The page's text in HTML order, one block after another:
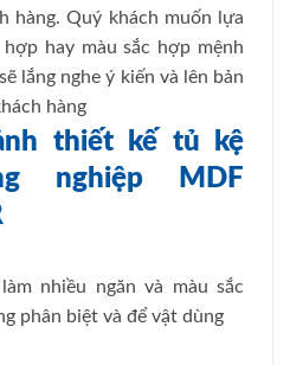
hàng. Quý khách muốn lựa
hay màu sắc hợp mệnh
lắng nghe ý kiến và lên bản
hàng
thiết kế tủ kệ
nghiệp MDF
nhiều ngăn và màu sắc
phân biệt và để vật dùng